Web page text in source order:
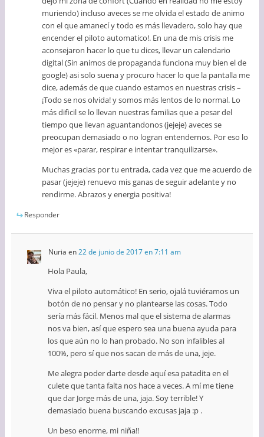
muriendo) incluso aveces se me olvida el estado de animo
con el que amanecí y todo es más llevadero, solo hay que
encender el piloto automatico!. En una de mis crisis me
aconsejaron hacer lo que tu dices, llevar un calendario
digital (Sin animos de propaganda funciona muy bien el de
google) asi solo suena y procuro hacer lo que la pantalla me
dice, además de que cuando estamos en nuestras crisis –
¡Todo se nos olvida! y somos más lentos de lo normal. Lo
más dificil se lo llevan nuestras familias que a pesar del
tiempo que llevan aguantandonos (jejeje) aveces se
preocupan demasiado o no logran entendernos. Por eso lo
mejor es «parar, respirar e intentar tranquilizarse».
Muchas gracias por tu entrada, cada vez que me acuerdo de
pasar (jejeje) renuevo mis ganas de seguir adelante y no
rendirme. Abrazos y energia positiva!
Responder
Nuria en22 de junio de 2017 en 7:11 am
Hola Paula,
Viva el piloto automático! En serio, ojalá tuviéramos un
botón de no pensar y no plantearse las cosas. Todo
sería más fácil. Menos mal que el sistema de alarmas
nos va bien, así que espero sea una buena ayuda para
los que aún no lo han probado. No son infalibles al
100%, pero sí que nos sacan de más de una, jeje.
Me alegra poder darte desde aquí esa patadita en el
culete que tanta falta nos hace a veces. A mí me tiene
que dar Jorge más de una, jaja. Soy terrible! Y
demasiado buena buscando excusas jaja :p .
Un beso enorme, mi niña!!